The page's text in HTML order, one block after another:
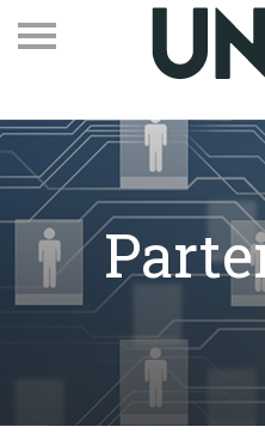
Recevez notre
Vos contacts
Espace adhérents
Linkedin
EN